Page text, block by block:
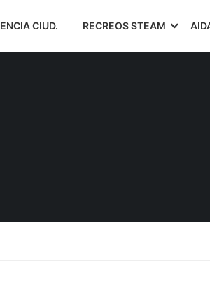
CIUD. RECREOS STEAM